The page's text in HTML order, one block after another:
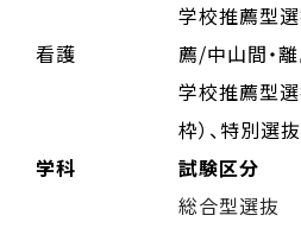
看護
学校推薦型
薦/中山間・離
学校推薦型選
枠）、特別選抜
学科
試験区分
総合型選抜